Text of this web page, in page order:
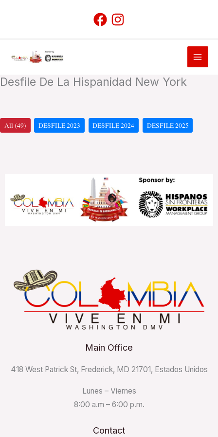
Desfile De La Hispanidad New York
All (49) DESFILE 2023 DESFILE 2024 DESFILE 2025
Main Office
418 West Patrick St, Frederick, MD 21701, Estados Unidos
Lunes – Viernes
8:00 a.m – 6:00 p.m.
Contact